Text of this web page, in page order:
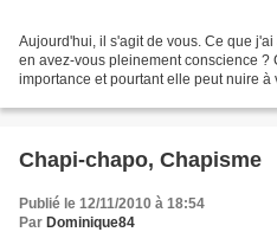
Aujourd'hui, il s'agit de vous. Ce que
en avez-vous pleinement conscience ?
importance et pourtant elle peut nuire
Chapi-chapo, Chapisme
Publié le 12/11/2010 à 18:54
Par Dominique84